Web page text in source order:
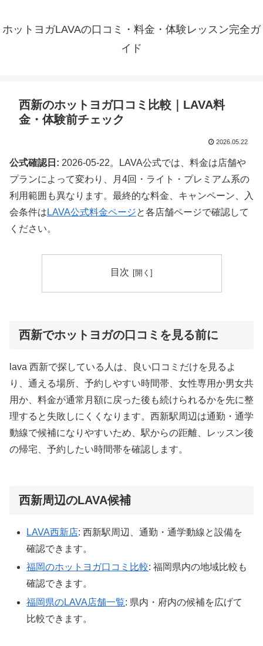
ホットヨガLAVAの口コミ・料金・体験レッスン完全ガ
イド
西新のホットヨガ口コミ比較｜LAVA料
金・体験前チェック
2026.05.22
公式確認日: 2026-05-22。LAVA公式では、料金は店舗や
プランによって変わり、月4回・ライト・プレミアム系の
利用範囲も異なります。最終的な料金、キャンペーン、入
会条件は LAVA公式料金ページと各店舗ページで確認して
ください。
目次
西新でホットヨガの口コミを見る前に
lava 西新で探している人は、良い口コミだけを見るよ
り、通える場所、予約しやすい時間帯、女性専用か男女共
用か、料金が通常月額に戻った後も続けられるかを先に整
理すると失敗しにくくなります。西新駅周辺は通勤・通学
動線で候補になりやすいため、駅からの距離、レッスン後
の帰宅、予約したい時間帯を確認します。
西新周辺のLAVA候補
LAVA西新店: 西新駅周辺、通勤・通学動線と設備を
確認できます。
福岡のホットヨガ口コミ比較: 福岡県内の地域比較も
確認できます。
福岡県のLAVA店舗一覧: 県内・府内の候補を広げて
比較できます。